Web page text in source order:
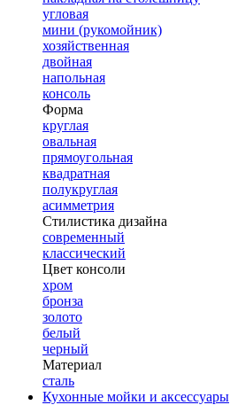
угловая
мини (рукомойник)
хозяйственная
двойная
напольная
консоль
Форма
круглая
овальная
прямоугольная
квадратная
полукруглая
асимметрия
Стилистика дизайна
современный
классический
Цвет консоли
хром
бронза
золото
белый
черный
Материал
сталь
Кухонные мойки и аксессуары